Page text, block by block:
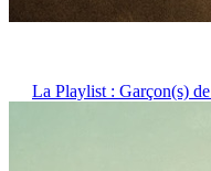
La Playlist : Garçon(s)